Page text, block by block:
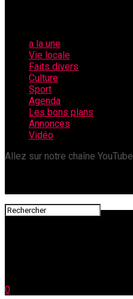
a la une
Vie locale
Faits divers
Culture
Sport
Agenda
Les bons plans
Annonces
Vidéo
Allez sur notre chaîne YouTube
0